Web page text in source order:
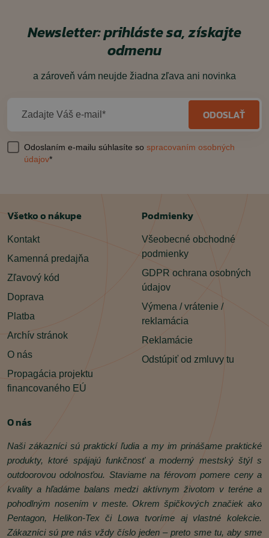
Newsletter: prihláste sa, získajte
odmenu
a zároveň vám neujde žiadna zľava ani novinka
Zadajte Váš e-mail* ODOSLAŤ
Odoslaním e-mailu súhlasíte so spracovaním osobných
údajov*
Všetko o nákupe
Kontakt
Kamenná predajňa
Zľavový kód
Doprava
Platba
Archív stránok
O nás
Propagácia projektu
financovaného EÚ
Podmienky
Všeobecné obchodné
podmienky
GDPR ochrana osobných
údajov
Výmena / vrátenie /
reklamácia
Reklamácie
Odstúpiť od zmluvy tu
O nás
Naši zákazníci sú praktickí ľudia a my im prinášame praktické
produkty, ktoré spájajú funkčnosť a moderný mestský štýl s
outdoorovou odolnosťou. Staviame na férovom pomere ceny a
kvality a hľadáme balans medzi aktívnym životom v teréne a
pohodlným nosením v meste. Okrem špičkových značiek ako
Pentagon, Helikon‑Tex či Lowa tvoríme aj vlastné kolekcie.
Zákazníci sú pre nás vždy číslo jeden – preto sme tu, aby sme